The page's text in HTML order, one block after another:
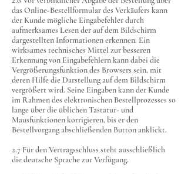
das Online-Bestellformular des Verkäufers kann
der Kunde mögliche Eingabefehler durch
aufmerksames Lesen der auf dem Bildschirm
dargestellten Informationen erkennen. Ein
wirksames technisches Mittel zur besseren
Erkennung von Eingabefehlern kann dabei die
Vergrößerungsfunktion des Browsers sein, mit
deren Hilfe die Darstellung auf dem Bildschirm
vergrößert wird. Seine Eingaben kann der Kunde
im Rahmen des elektronischen Bestellprozesses so
lange über die üblichen Tastatur- und
Mausfunktionen korrigieren, bis er den
Bestellvorgang abschließenden Button anklickt.
2.7 Für den Vertragsschluss steht ausschließlich
die deutsche Sprache zur Verfügung.